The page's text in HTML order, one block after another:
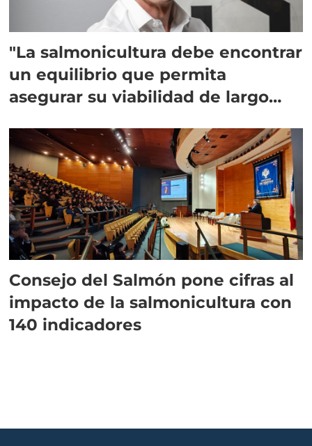
"La salmonicultura debe encontrar
un equilibrio que permita
asegurar su viabilidad de largo
Consejo del Salmón pone cifras al
impacto de la salmonicultura con
140 indicadores